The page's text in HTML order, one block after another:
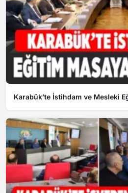
Karabük’te İstihdam ve Mesleki